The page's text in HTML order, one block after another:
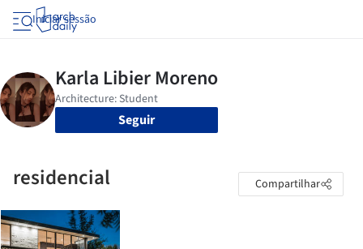
Iniciar sessão
Seguir
residencial Compartilhar